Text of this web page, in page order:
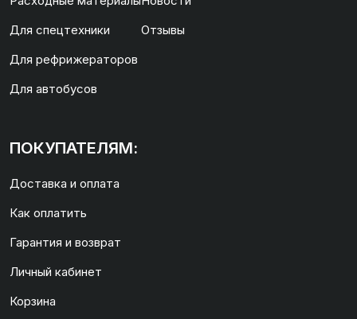
Для спецтехники
Для рефрижераторов
Для автобусов
Отзывы
ПОКУПАТЕЛЯМ:
Доставка и оплата
Как оплатить
Гарантия и возврат
Личный кабинет
Корзина